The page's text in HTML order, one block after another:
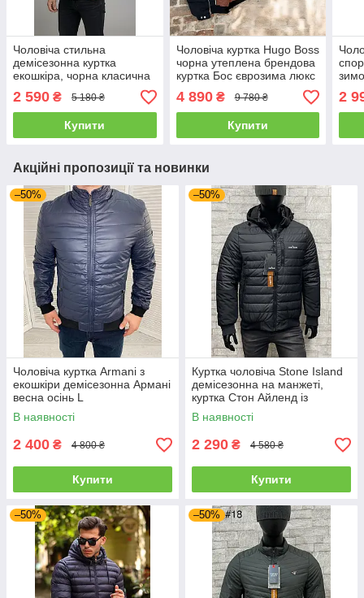
Чоловіча стильна
демісезонна куртка
екошкіра, чорна класична
стьобана куртка з коміром
2 590 ₴ 5 180 ₴
Купити
Чоловіча куртка Hugo Boss
чорна утеплена брендова
куртка Бос єврозима люкс
якість
4 890₴ 9 780 ₴
Купити
з
2
Акційні пропозиції та новинки
–50%
Чоловіча куртка Armani з
екошкіри демісезонна Армані
весна осінь L
В наявності
2 400 ₴ 4 800 ₴
Купити
–50%
Куртка чоловіча Stone Island
демісезонна на манжеті,
куртка Стон Айленд із
капюшоном чорна на весну/
осінь
В наявності
2 290 ₴ 4 580 ₴
Купити
–50% –50%